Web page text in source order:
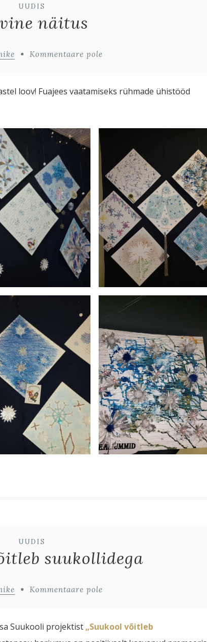
UUDIS
näitus
Kommentaare pole
loov! Fuajees vaatamiseks rühmade ühistööd
UUDIS
suukollidega
Kommentaare pole
Suukooli projektist „Suukool võitleb